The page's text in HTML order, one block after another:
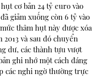
cơ bản 24 tỷ euro vào
giảm xuống còn 6 tỷ vào
thâm hụt này được xóa
2013 và sau đó chuyển
dư, các thành tựu vượt
ghi nhớ một cách đáng
các nghi ngờ thường trực